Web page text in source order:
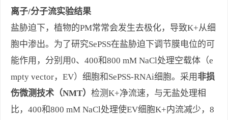
离子/分子流实验结果
盐胁迫下，植物的PM常常会发生去极化，导致K+从细
胞中渗出。为了研究SePSS在盐胁迫下调节膜电位的可
能作用，分别用0、400和800 mM NaCl处理空载体（e
mpty vector，EV）细胞和SePSS-RNAi细胞。采用 非损
伤微测技术（NMT） 检测K+净流速，与无盐处理相
比，400和800 mM NaCl处理使EV细胞K+内流减少，8